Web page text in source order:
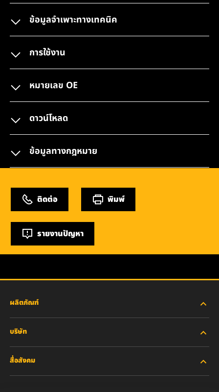
ข้อมูลจำเพาะทางเทคนิค
การใช้งาน
หมายเลข OE
ดาวน์โหลด
ข้อมูลทางกฎหมาย
ติดต่อ พิมพ์
รายงานปัญหา
ผลิตภัณฑ์
รถยนต์ส่วนบุคคลและรถบรรทุกงานเบา
บริษัท
สื่อสังคม